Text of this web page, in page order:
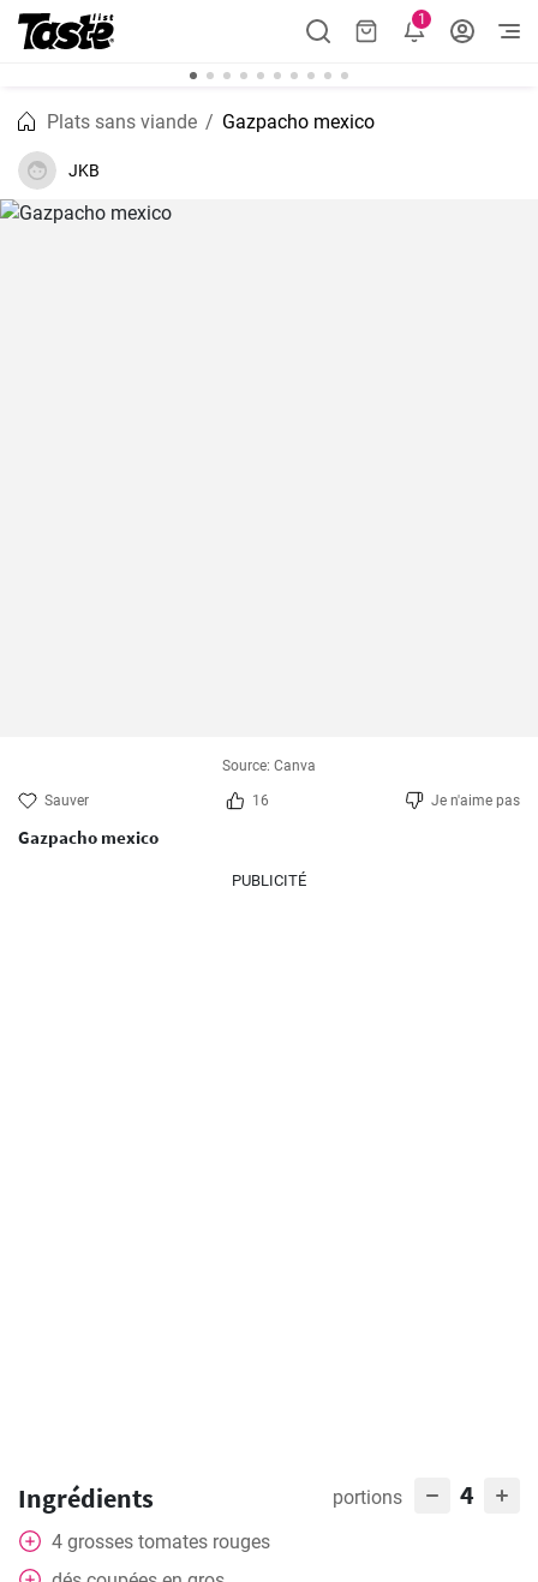
1
Plats sans viande Gazpacho mexico
JKB
Source: Canva
Sauver 16 Je n'aime pas
Gazpacho mexico
PUBLICITÉ
Ingrédients portions 4
4 grosses tomates rouges